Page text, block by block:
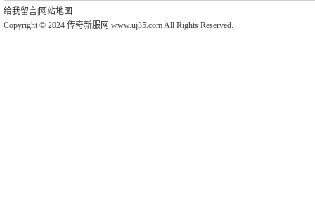
给我留言 网站地图
Copyright © 2024 传奇新服网 www.uj35.com All Rights Reserved.